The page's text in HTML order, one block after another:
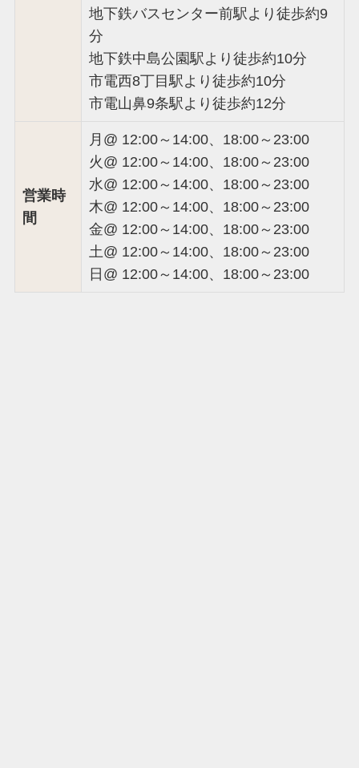
地下鉄バスセンター前駅より徒歩約9
分
地下鉄中島公園駅より徒歩約10分
市電西8丁目駅より徒歩約10分
市電山鼻9条駅より徒歩約12分
営業時
間
月@ 12:00～14:00、18:00～23:00
火@ 12:00～14:00、18:00～23:00
水@ 12:00～14:00、18:00～23:00
木@ 12:00～14:00、18:00～23:00
金@ 12:00～14:00、18:00～23:00
土@ 12:00～14:00、18:00～23:00
日@ 12:00～14:00、18:00～23:00